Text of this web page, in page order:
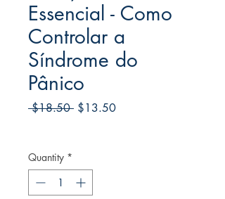
Essencial - Como
Controlar a
Síndrome do
Pânico
$18.50 Regular
$13.50Sale
Quantity *